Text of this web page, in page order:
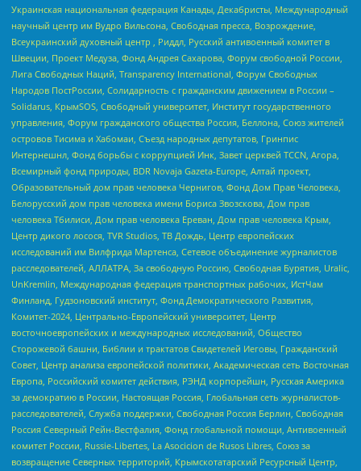
Украинская национальная федерация Канады, Декабристы, Международный
научный центр им Вудро Вильсона, Свободная пресса, Возрождение,
Всеукраинский духовный центр , Риддл, Русский антивоенный комитет в
Швеции, Проект Медуза, Фонд Андрея Сахарова, Форум свободной России,
Лига Свободных Наций, Transparеncy International, Форум Свободных
Народов ПостРоссии, Солидарность с гражданским движением в России –
Solidarus, КрымSOS, Свободный университет, Институт государственного
управления, Форум гражданского общества Россия, Беллона, Союз жителей
островов Тисима и Хабомаи, Съезд народных депутатов, Гринпис
Интернешнл, Фонд борьбы с коррупцией Инк, Завет церквей TCCN, Агора,
Всемирный фонд природы, BDR Novaja Gazeta-Europe, Алтай проект,
Образовательный дом прав человека Чернигов, Фонд Дом Прав Человека,
Белорусский дом прав человека имени Бориса Звозскова, Дом прав
человека Тбилиси, Дом прав человека Ереван, Дом прав человека Крым,
Центр дикого лосося, TVR Studios, ТВ Дождь, Центр европейских
исследований им Вилфрида Мартенса, Сетевое объединение журналистов
расследователей, АЛЛАТРА, За свободную Россию, Свободная Бурятия, Uralic,
UnKremlin, Международная федерация транспортных рабочих, ИстЧам
Финланд, Гудзоновский институт, Фонд Демократического Развития,
Комитет-2024, Центрально-Европейский университет, Центр
восточноевропейских и международных исследований, Общество
Сторожевой башни, Библии и трактатов Свидетелей Иеговы, Гражданский
Совет, Центр анализа европейской политики, Академическая сеть Восточная
Европа, Российский комитет действия, РЭНД корпорейшн, Русская Америка
за демократию в России, Настоящая Россия, Глобальная сеть журналистов-
расследователей, Служба поддержки, Свободная Россия Берлин, Свободная
Россия Северный Рейн-Вестфалия, Фонд глобальной помощи, Антивоенный
комитет России, Russie-Libertes, La Asocicion de Rusos Libres, Союз за
возвращение Северных территорий, Крымскотатарский Ресурсный Центр,